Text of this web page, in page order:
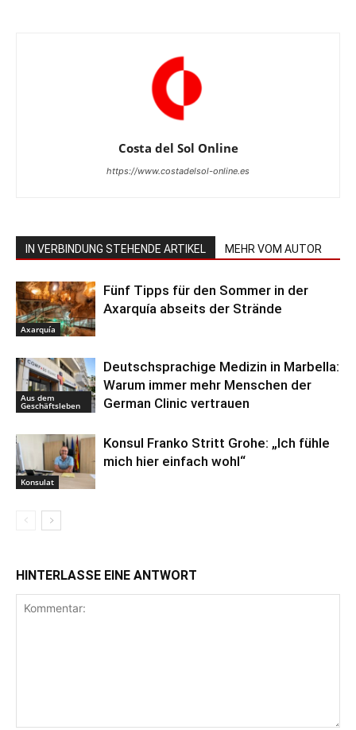
Costa del Sol Online
https://www.costadelsol-online.es
IN VERBINDUNG STEHENDE ARTIKEL MEHR VOM AUTOR
Axarquía
Fünf Tipps für den Sommer in der
Axarquía abseits der Strände
Aus dem
Geschäftsleben
Deutschsprachige Medizin in Marbella:
Warum immer mehr Menschen der
German Clinic vertrauen
Konsulat
Konsul Franko Stritt Grohe: „Ich fühle
mich hier einfach wohl“
HINTERLASSE EINE ANTWORT